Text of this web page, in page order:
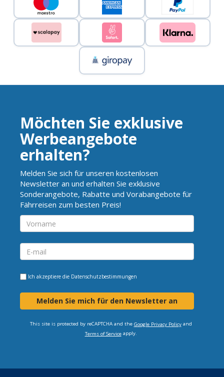
Möchten Sie exklusive
Werbeangebote
erhalten?
Melden Sie sich für unseren kostenlosen
Newsletter an und erhalten Sie exklusive
Sonderangebote, Rabatte und Vorabangebote für
Fährreisen zum besten Preis!
Ich akzeptiere die Datenschutzbestimmungen
Melden Sie mich für den Newsletter an
This site is protected by reCAPTCHA and the Google Privacy Policyand
Terms of Serviceapply.